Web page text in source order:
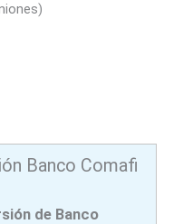
Banco Comafi
de Banco